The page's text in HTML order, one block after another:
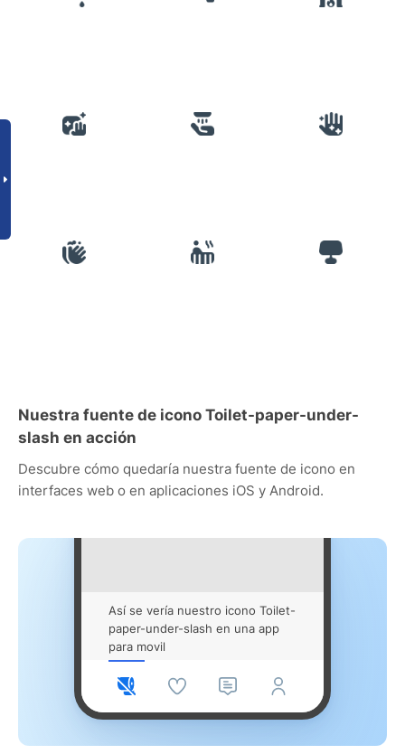
Nuestra fuente de icono Toilet-paper-under-
slash en acción
Descubre cómo quedaría nuestra fuente de icono en
interfaces web o en aplicaciones iOS y Android.
Así se vería nuestro icono Toilet-
paper-under-slash en una app
para movil